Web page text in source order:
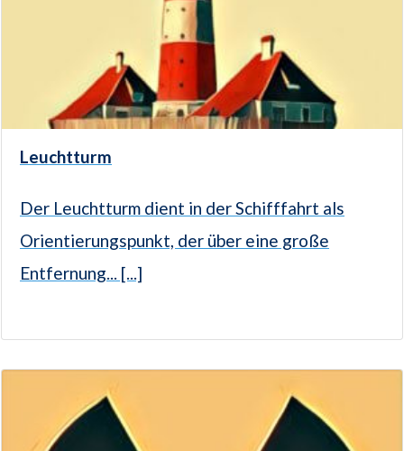
Leuchtturm
Der Leuchtturm dient in der Schifffahrt als
Orientierungspunkt, der über eine große
Entfernung... [...]